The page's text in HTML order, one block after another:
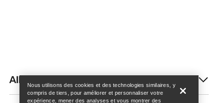
AIDENous utilisons des cookies et des technologies similaires, y
compris de tiers, pour améliorer et personnaliser votre
expérience, mener des analyses et vous montrer des